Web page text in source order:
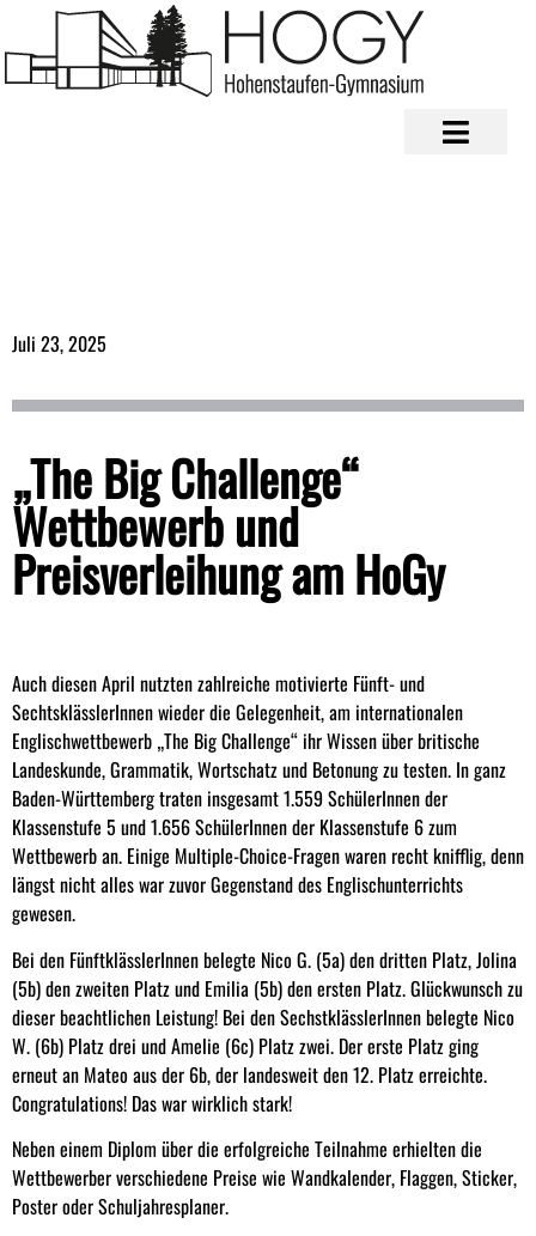
Juli 23, 2025
„The Big Challenge“
Wettbewerb und
Preisverleihung am HoGy
Auch diesen April nutzten zahlreiche motivierte Fünft- und
SechtsklässlerInnen wieder die Gelegenheit, am internationalen
Englischwettbewerb „The Big Challenge“ ihr Wissen über britische
Landeskunde, Grammatik, Wortschatz und Betonung zu testen. In ganz
Baden-Württemberg traten insgesamt 1.559 SchülerInnen der
Klassenstufe 5 und 1.656 SchülerInnen der Klassenstufe 6 zum
Wettbewerb an. Einige Multiple-Choice-Fragen waren recht knifflig, denn
längst nicht alles war zuvor Gegenstand des Englischunterrichts
gewesen.
Bei den FünftklässlerInnen belegte Nico G. (5a) den dritten Platz, Jolina
(5b) den zweiten Platz und Emilia (5b) den ersten Platz. Glückwunsch zu
dieser beachtlichen Leistung! Bei den SechstklässlerInnen belegte Nico
W. (6b) Platz drei und Amelie (6c) Platz zwei. Der erste Platz ging
erneut an Mateo aus der 6b, der landesweit den 12. Platz erreichte.
Congratulations! Das war wirklich stark!
Neben einem Diplom über die erfolgreiche Teilnahme erhielten die
Wettbewerber verschiedene Preise wie Wandkalender, Flaggen, Sticker,
Poster oder Schuljahresplaner.